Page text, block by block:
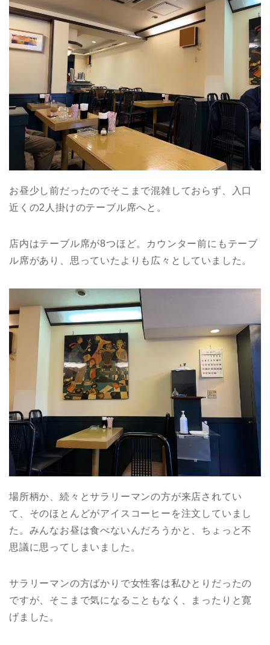
お昼少し前だったのでそこまで混雑しておらず、入口
近くの2人掛けのテーブル席へと。
店内はテーブル席が8つほど。カウンター前にもテーブ
ル席があり、思っていたよりも広々としていました。
場所柄か、続々とサラリーマンの方が来店されてい
て、そのほとんどがアイスコーヒーを注文していまし
た。みんなお昼は食べないんだろうかと、ちょっと不
思議に思ってしまいました。
サラリーマンの方ばかりで女性客は私ひとりだったの
ですが、そこまで気になることもなく、まったりと寛
げました。